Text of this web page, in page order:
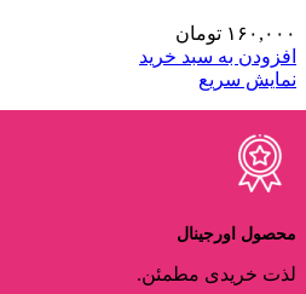
۱۶۰,۰۰۰ تومان
افزودن به سبد خرید
نمایش سریع
محصول اورجینال
لذت خریدی مطمئن.